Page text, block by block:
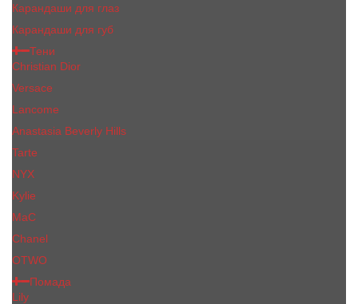
Карандаши для глаз
Карандаши для губ
Тени
Christian Dior
Versace
Lancome
Anastasia Beverly Hills
Tarte
NYX
Kylie
MaC
Сhanеl
OTWO
Помада
Lily